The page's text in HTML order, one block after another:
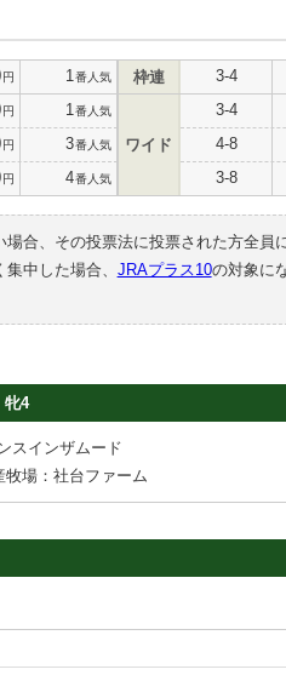
円 1 番人気
円 1 番人気
円 3番人気
円 4番人気
枠連 3-4
ワイド
3-4
4-8
3-8
合、その投票法に投票された方全員
中した場合、 JRAプラス10の対象に
牝4
スインザムード
牧場：社台ファーム